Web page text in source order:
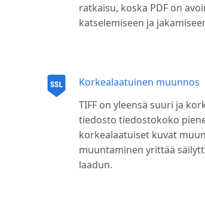
ratkaisu, koska PDF on
katselemiseen ja
Korkealaatuinen muunnos
TIFF on yleensä suuri ja
tiedosto tiedostokoko
korkealaatuiset kuvat
muuntaminen yrittää
laadun.